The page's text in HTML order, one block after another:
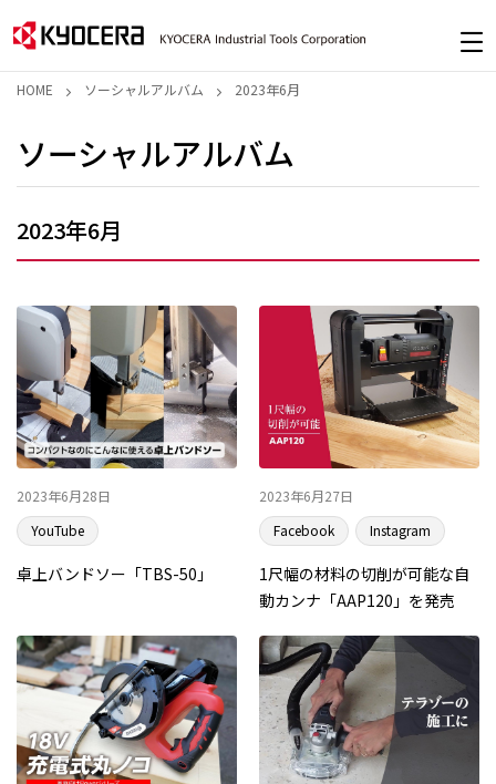
HOME ソーシャルアルバム 2023年6月
ソーシャルアルバム
2023年6月
2023年6月28日
YouTube
卓上バンドソー「TBS-50」
2023年6月27日
Facebook
Instagram
1尺幅の材料の切削が可能な自
動カンナ「AAP120」を発売